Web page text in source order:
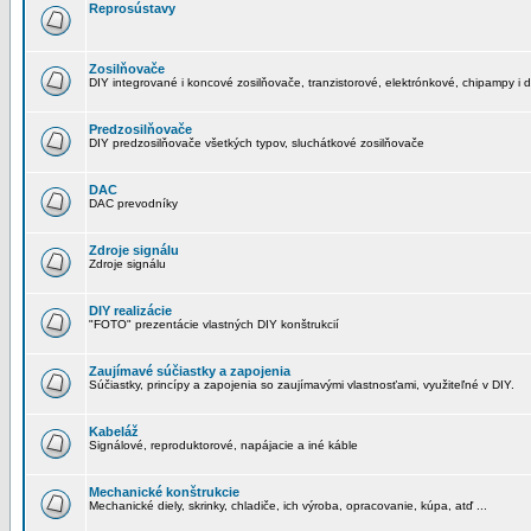
Reprosústavy
Zosilňovače
DIY integrované i koncové zosilňovače, tranzistorové, elektrónkové, chipampy i
Predzosilňovače
DIY predzosilňovače všetkých typov, sluchátkové zosilňovače
DAC
DAC prevodníky
Zdroje signálu
Zdroje signálu
DIY realizácie
"FOTO" prezentácie vlastných DIY konštrukcií
Zaujímavé súčiastky a zapojenia
Súčiastky, princípy a zapojenia so zaujímavými vlastnosťami, využiteľné v DIY.
Kabeláž
Signálové, reproduktorové, napájacie a iné káble
Mechanické konštrukcie
Mechanické diely, skrinky, chladiče, ich výroba, opracovanie, kúpa, atď ...